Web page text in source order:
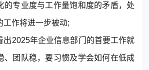
的专业度与工作量饱和度的矛盾，处
工作将进一步被动;
出2025年企业信息部门的首要工作就
、团队稳，要习惯及学会如何在低成